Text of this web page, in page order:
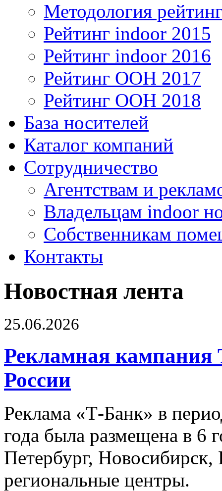
Методология
Рейтинг indoor 2015
Рейтинг indoor 2016
Рейтинг OOH 2017
Рейтинг OOH 2018
База носителей
Каталог компаний
Сотрудничество
Агентствам и
Владельцам indoor
Собственникам
Контакты
Новостная лента
25.06.2026
Рекламная кампания
России
Реклама «Т-Банк» в
года была размещена в 6
Петербург,
региональные центры.